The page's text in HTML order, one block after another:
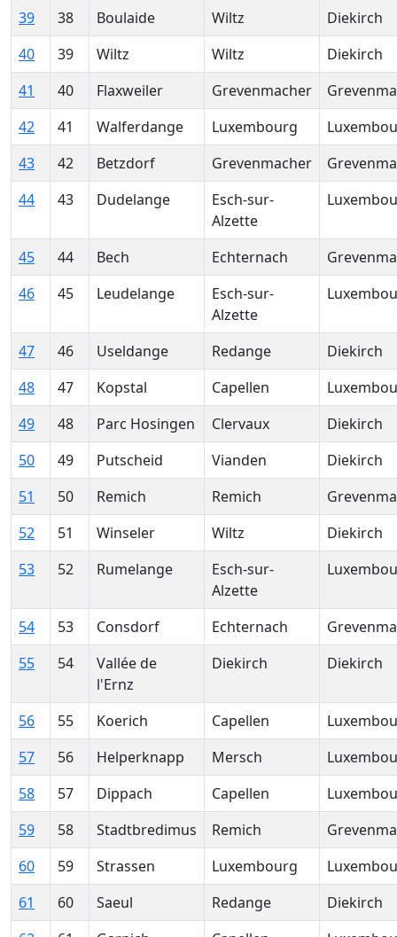
39 38 Boulaide Wiltz
Diekirch
40
39 Wiltz Wiltz
Diekirch
41
40 Flaxweiler Grevenmacher
42
41 Walferdange Luxembourg
43
42 Betzdorf Grevenmacher
44
43 Dudelange
Esch-sur-
Alzette
45 44 Bech Echternach
46
45 Leudelange
Esch-sur-
Alzette
47 46 Useldange Redange
Diekirch
48
47 Kopstal Capellen
49
48 Parc Hosingen Clervaux
Diekirch
50
49 Putscheid Vianden
Diekirch
51
50 Remich Remich
52
51 Winseler Wiltz
Diekirch
53
52 Rumelange
Esch-sur-
Alzette
54 53 Consdorf Echternach
55
54
Vallée de
l'Ernz
Diekirch Diekirch
56 55 Koerich Capellen
57
56 Helperknapp Mersch
58
57 Dippach Capellen
59
58 Stadtbredimus Remich
60
59 Strassen Luxembourg
61
60 Saeul Redange
Diekirch